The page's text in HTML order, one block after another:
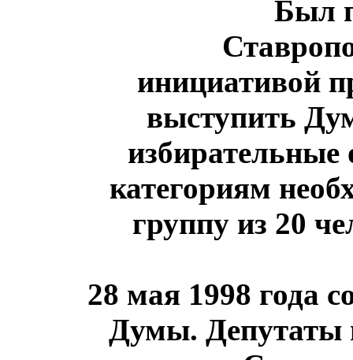
Был
инициативой
выступить
избирательные
категориям
группу из 20
28 мая 1998 года
Думы. Депутаты